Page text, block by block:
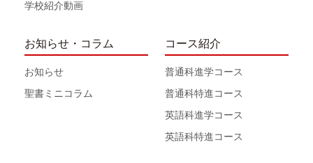
学校紹介動画
お知らせ・コラム
お知らせ
聖書ミニコラム
コース紹介
普通科進学コース
普通科特進コース
英語科進学コース
英語科特進コース